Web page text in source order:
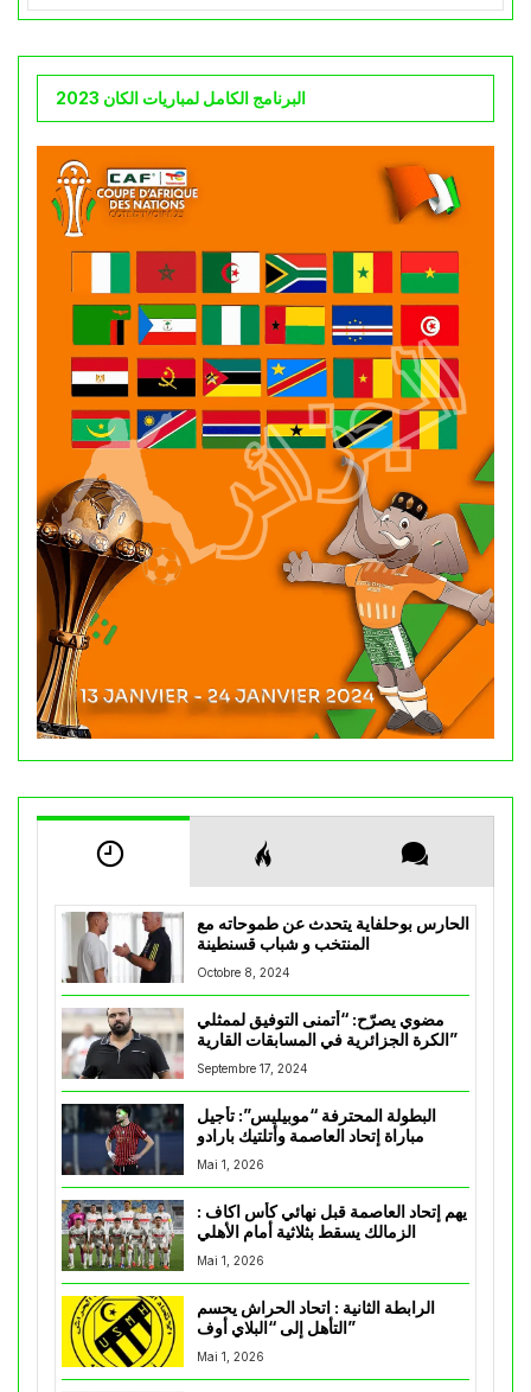
البرنامج الكامل لمباريات الكان 2023
الحارس بوحلفاية يتحدث عن طموحاته مع
المنتخب و شباب قسنطينة
Octobre 8, 2024
مضوي يصرّح: “أتمنى التوفيق لممثلي
الكرة الجزائرية في المسابقات القارية”
Septembre 17, 2024
البطولة المحترفة “موبيليس”: تأجيل
مباراة إتحاد العاصمة وأتلتيك بارادو
Mai 1, 2026
يهم إتحاد العاصمة قبل نهائي كأس اكاف :
Mai 1, 2026
الرابطة الثانية : اتحاد الحراش يحسم
التأهل إلى “البلاي أوف”
Mai 1, 2026